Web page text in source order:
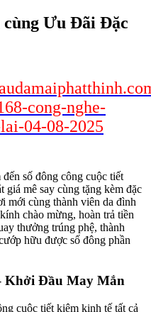
Ưu Đãi Đặc
cong-nghe-
04-08-2025
số đông công cuộc tiết
giá mê say cùng tặng kèm đặc
mới cùng thành viên da đình
chào mừng, hoàn trả tiền
thưởng trúng phệ, thành
hữu được số đông phần
Khởi Đầu May Mắn
cuộc tiết kiệm kinh tế tất cả